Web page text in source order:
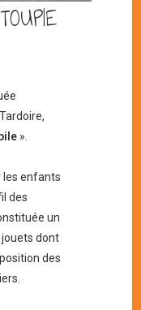
».
les enfants
des
un
dont
des